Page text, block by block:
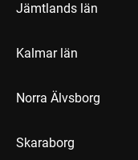
Jämtlands län
Kalmar län
Norra Älvsborg
Skaraborg